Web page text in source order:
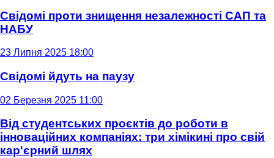
Свідомі проти знищення незалежності САП та
НАБУ
23 Липня 2025 18:00
Свідомі йдуть на паузу
02 Березня 2025 11:00
Від студентських проєктів до роботи в
інноваційних компаніях: три хімікині про свій
кар'єрний шлях